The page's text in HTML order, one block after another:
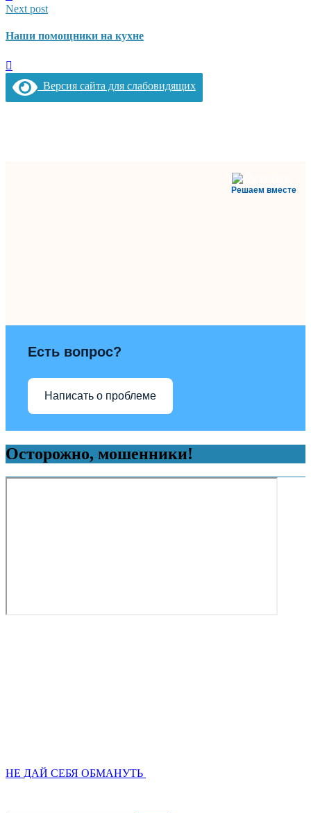
Next post
Наши помощники на кухне
Версия сайта для слабовидящих
Решаем вместе
Есть вопрос?
Написать о проблеме
Осторожно, мошенники!
НЕ ДАЙ СЕБЯ ОБМАНУТЬ